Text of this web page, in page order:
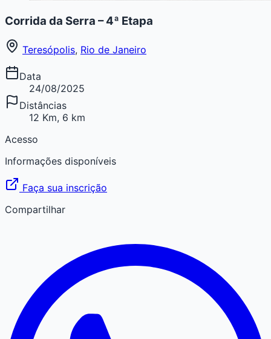
Corrida da Serra – 4ª Etapa
Teresópolis, Rio de Janeiro
Data
24/08/2025
Distâncias
12 Km, 6 km
Acesso
Informações disponíveis
Faça sua inscrição
Compartilhar